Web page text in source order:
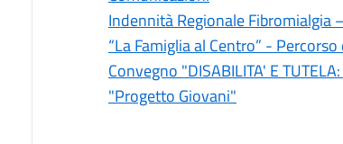
Indennità Regionale Fibromialgia
“La Famiglia al Centro” -
Convegno "DISABILITA' E
"Progetto Giovani"